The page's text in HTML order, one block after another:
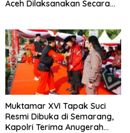
Aceh Dilaksanakan Secara
Muktamar XVI Tapak Suci
Resmi Dibuka di Semarang,
Kapolri Terima Anugerah